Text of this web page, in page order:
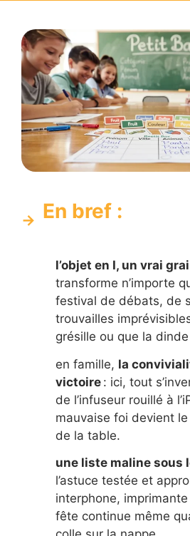
En bref :
l’objet en I, un vrai
transforme n’importe
festival de débats, de
trouvailles
grésille ou que la
en famille, la
victoire : ici, tout
de l’infuseur rouillé à
mauvaise foi devient
de la table.
une liste maline sous
l’astuce testée et
interphone,
fête continue même